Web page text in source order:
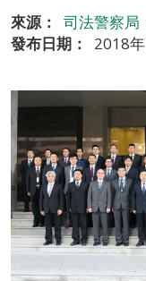
來源：
司法警察局
發布日期：
2018